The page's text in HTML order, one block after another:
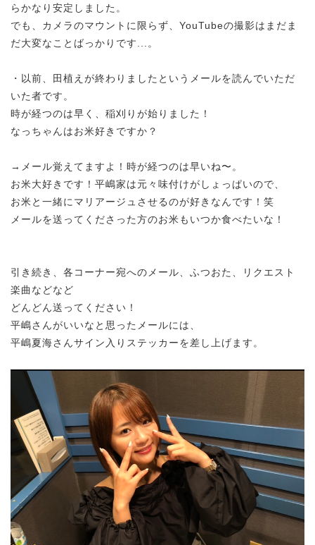
らかなり安定しました。
でも、カメラのマウントに限らず、YouTubeの撮影はまだま
だ大変なことばっかりです...。
・以前、田植えが終わりましたというメールを読んでいただ
いた者です。
時が経つのは早く、稲刈りが始りました！
なっちゃんはお米好きですか？
→メール覚えてますよ！時が経つのは早いね〜。
お米大好きです！平嶋家は元々味付けがしょっぱいので、
お米と一緒にマリアージュさせるのが好きなんです！笑
メールを送ってくださった方のお米もいつか食べたいな！
引き続き、各コーナー宛へのメール、ふつおた、リクエスト
楽曲などなど
どんどん送ってください！
平嶋さんがいいなと思ったメールには、
平嶋夏海さんサイン入りステッカーを差し上げます。